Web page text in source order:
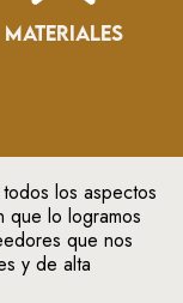
MATERIALES
los aspectos
que lo logramos
que nos
y de alta